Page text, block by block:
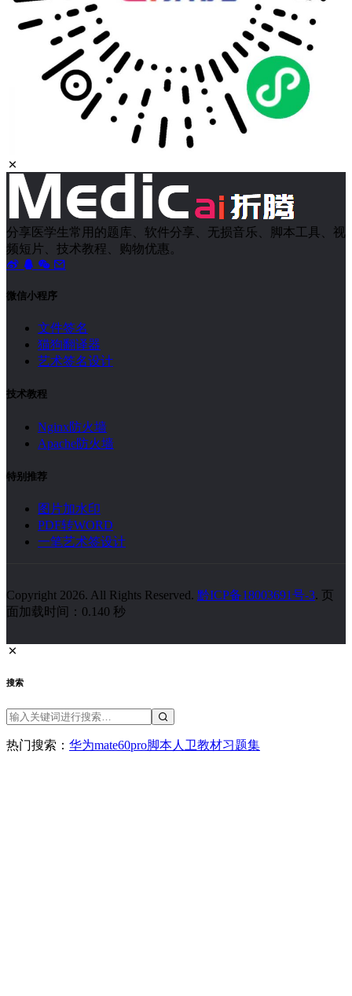
分享医学生常用的题库、软件分享、无损音乐、脚本工具、视
频短片、技术教程、购物优惠。
微信小程序
文件签名
猫狗翻译器
艺术签名设计
技术教程
Nginx防火墙
Apache防火墙
特别推荐
图片加水印
PDF转WORD
一笔艺术签设计
Copyright 2026. All Rights Reserved. 黔ICP备18003691号-3. 页
面加载时间：0.140 秒
搜索
热门搜索： 华为mate60pro脚本人卫教材习题集